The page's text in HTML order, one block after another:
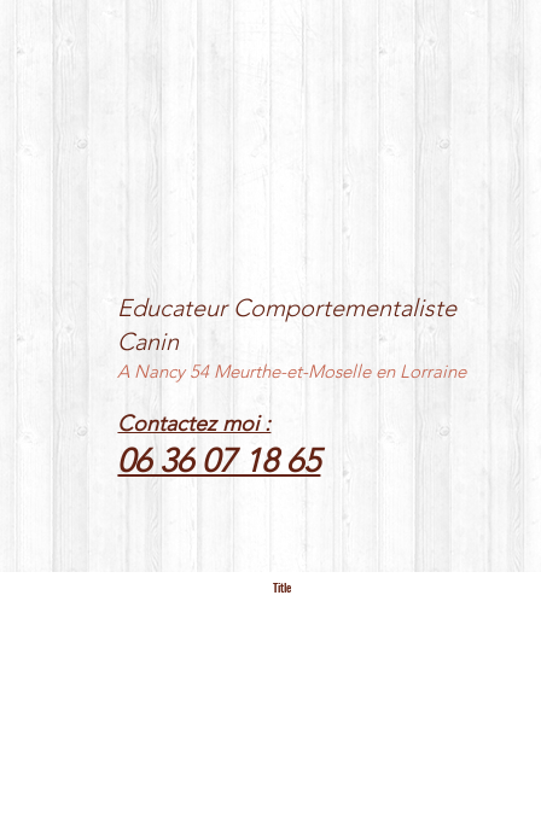
Educateur Comportementaliste
Canin
A Nancy 54 Meurthe-et-Moselle en Lorraine
Contactez moi :
06 36 07 18 65
Title